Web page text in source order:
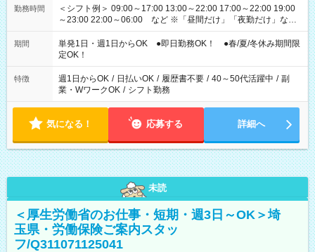
勤務時間
＜シフト例＞ 09:00～17:00 13:00～22:00 17:00～22:00 19:00
～23:00 22:00～06:00 など ※「昼間だけ」「夜勤だけ」など
の希望OK
期間
単発1日・週1日からOK ●即日勤務OK！ ●春/夏/冬休み期間限
定OK！
特徴 週1日からOK / 日払いOK / 履歴書不要 / 40～50代活躍中 / 副
業・WワークOK / シフト勤務
気になる！ 応募する 詳細へ
未読
＜厚生労働省のお仕事・短期・週3日～OK＞埼
玉県・労働保険ご案内スタッ
フ/Q311071125041